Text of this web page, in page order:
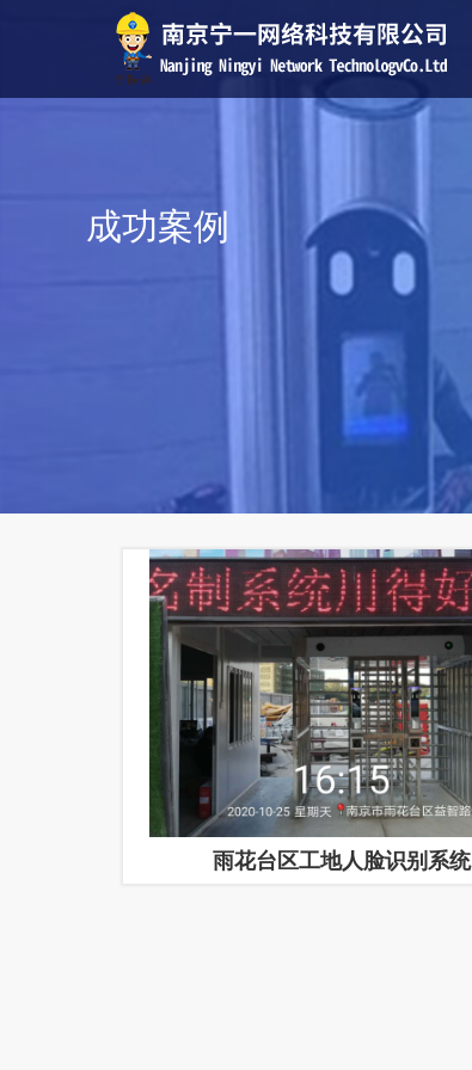
成功案例
雨花台区工地人脸识别系统